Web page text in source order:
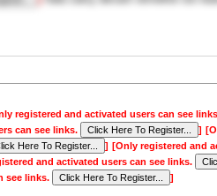
registered and activated users can see
can see links. ]
] [Only registered and
and activated users can see links.
see links. ]